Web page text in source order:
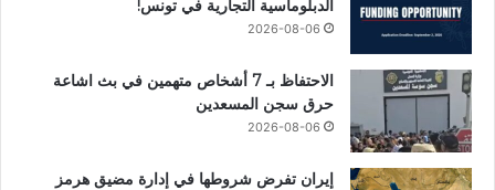
الدبلوماسية التجارية في تونس!
2026-08-06
الاحتفاظ بـ 7 أشخاص متهمين في بث اشاعة
حرق سجن المسعدين
2026-08-06
إيران تفرض شروطها في إدارة مضيق هرمز